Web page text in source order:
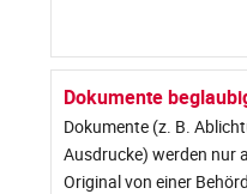
Dokumente
Dokumente (z. B.
Ausdrucke) werden nur
Original von einer